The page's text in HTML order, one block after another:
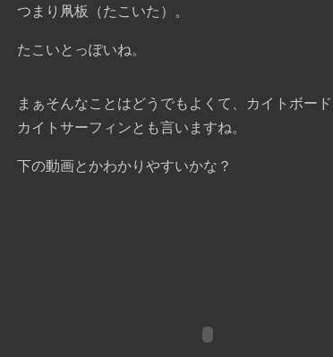
つまり凧板（たこいた）。
たこいとっぽいね。
まぁそんなことはどうでもよくて、カイトボー
カイトサーフィンとも言いますね。
下の動画とかわかりやすいかな？